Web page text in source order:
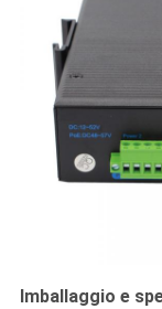
Imballaggio e